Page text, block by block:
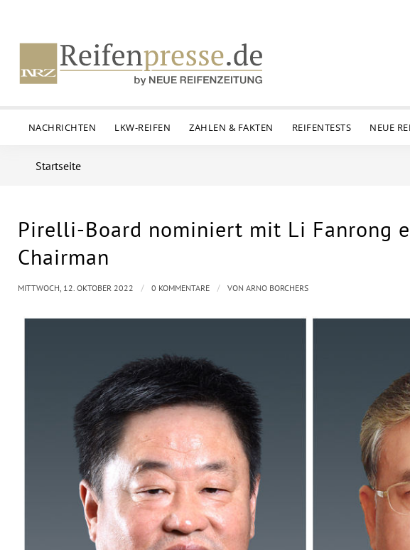
NACHRICHTEN LKW-REIFEN ZAHLEN & FAKTEN REIFENTESTS NEUE
Startseite
Pirelli-Board nominiert mit Li Fanrong
Chairman
MITTWOCH, 12. OKTOBER 2022 / 0 KOMMENTARE / VON ARNO BORCHERS